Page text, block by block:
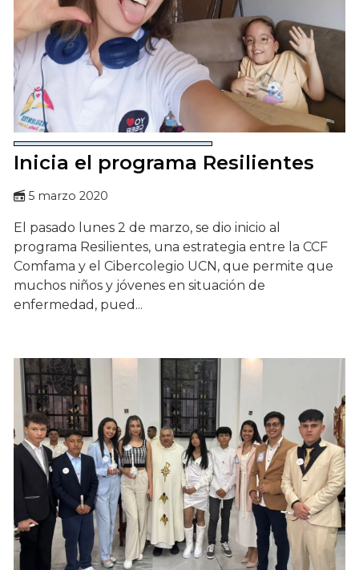
Inicia el programa Resilientes
5 marzo 2020
El pasado lunes 2 de marzo, se dio inicio al
programa Resilientes, una estrategia entre la CCF
Comfama y el Cibercolegio UCN, que permite que
muchos niños y jóvenes en situación de
enfermedad, pued...